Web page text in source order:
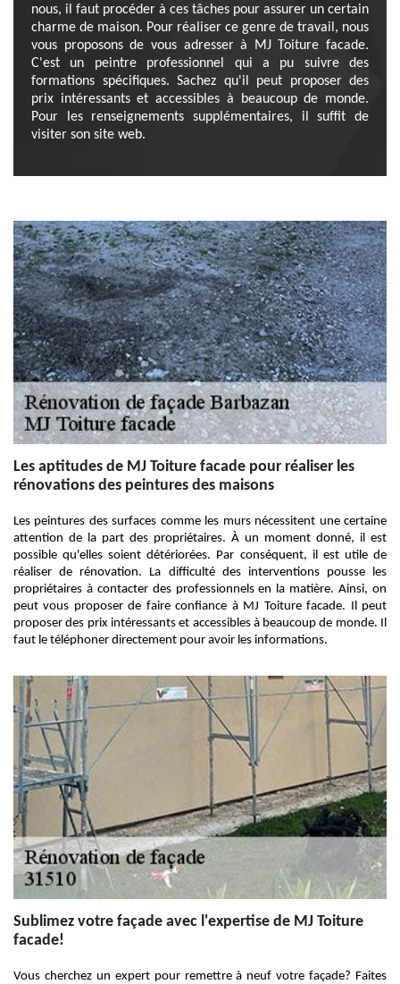
nous, il faut procéder à ces tâches pour assurer un certain
charme de maison. Pour réaliser ce genre de travail, nous
vous proposons de vous adresser à MJ Toiture facade.
C'est un peintre professionnel qui a pu suivre des
formations spécifiques. Sachez qu'il peut proposer des
prix intéressants et accessibles à beaucoup de monde.
Pour les renseignements supplémentaires, il suffit de
visiter son site web.
Les aptitudes de MJ Toiture facade pour réaliser les
rénovations des peintures des maisons
Les peintures des surfaces comme les murs nécessitent une certaine
attention de la part des propriétaires. À un moment donné, il est
possible qu'elles soient détériorées. Par conséquent, il est utile de
réaliser de rénovation. La difficulté des interventions pousse les
propriétaires à contacter des professionnels en la matière. Ainsi, on
peut vous proposer de faire confiance à MJ Toiture facade. Il peut
proposer des prix intéressants et accessibles à beaucoup de monde. Il
faut le téléphoner directement pour avoir les informations.
Sublimez votre façade avec l'expertise de MJ Toiture
facade!
Vous cherchez un expert pour remettre à neuf votre façade? Faites